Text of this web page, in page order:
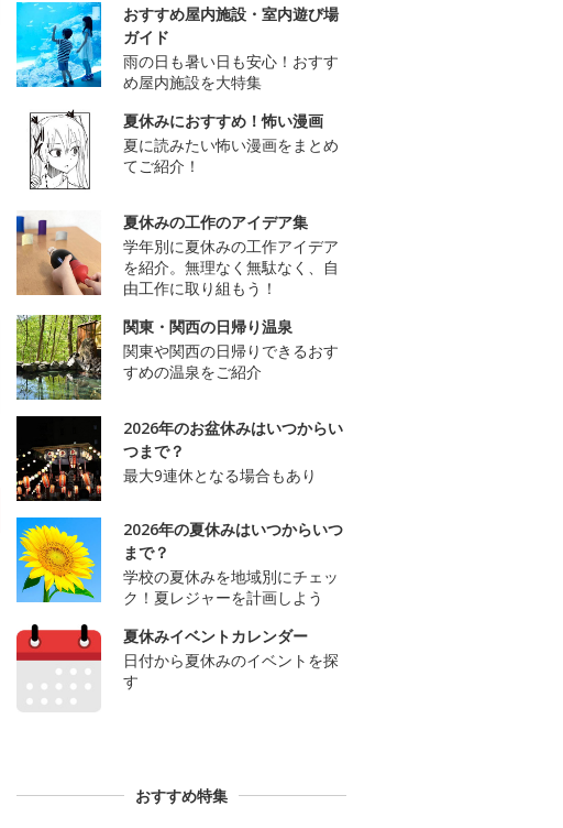
おすすめ屋内施設・室内遊び場
ガイド
雨の日も暑い日も安心！おすす
め屋内施設を大特集
夏休みにおすすめ！怖い漫画
夏に読みたい怖い漫画をまとめ
てご紹介！
夏休みの工作のアイデア集
学年別に夏休みの工作アイデア
を紹介。無理なく無駄なく、自
由工作に取り組もう！
関東・関西の日帰り温泉
関東や関西の日帰りできるおす
すめの温泉をご紹介
2026年のお盆休みはいつからい
つまで？
最大9連休となる場合もあり
2026年の夏休みはいつからいつ
まで？
学校の夏休みを地域別にチェッ
ク！夏レジャーを計画しよう
夏休みイベントカレンダー
日付から夏休みのイベントを探
す
おすすめ特集